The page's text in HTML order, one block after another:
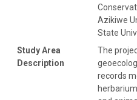
Azikiwe
State
Study Area
Description
The
records